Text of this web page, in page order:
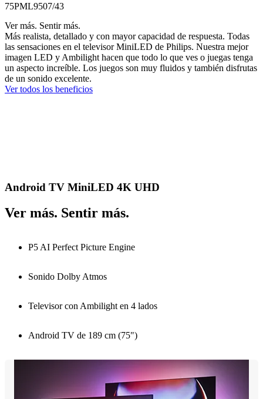
75PML9507/43
Ver más. Sentir más.
Más realista, detallado y con mayor capacidad de respuesta. Todas
las sensaciones en el televisor MiniLED de Philips. Nuestra mejor
imagen LED y Ambilight hacen que todo lo que ves o juegas tenga
un aspecto increíble. Los juegos son muy fluidos y también disfrutas
de un sonido excelente.
Ver todos los beneficios
Android TV MiniLED 4K UHD
Ver más. Sentir más.
P5 AI Perfect Picture Engine
Sonido Dolby Atmos
Televisor con Ambilight en 4 lados
Android TV de 189 cm (75")